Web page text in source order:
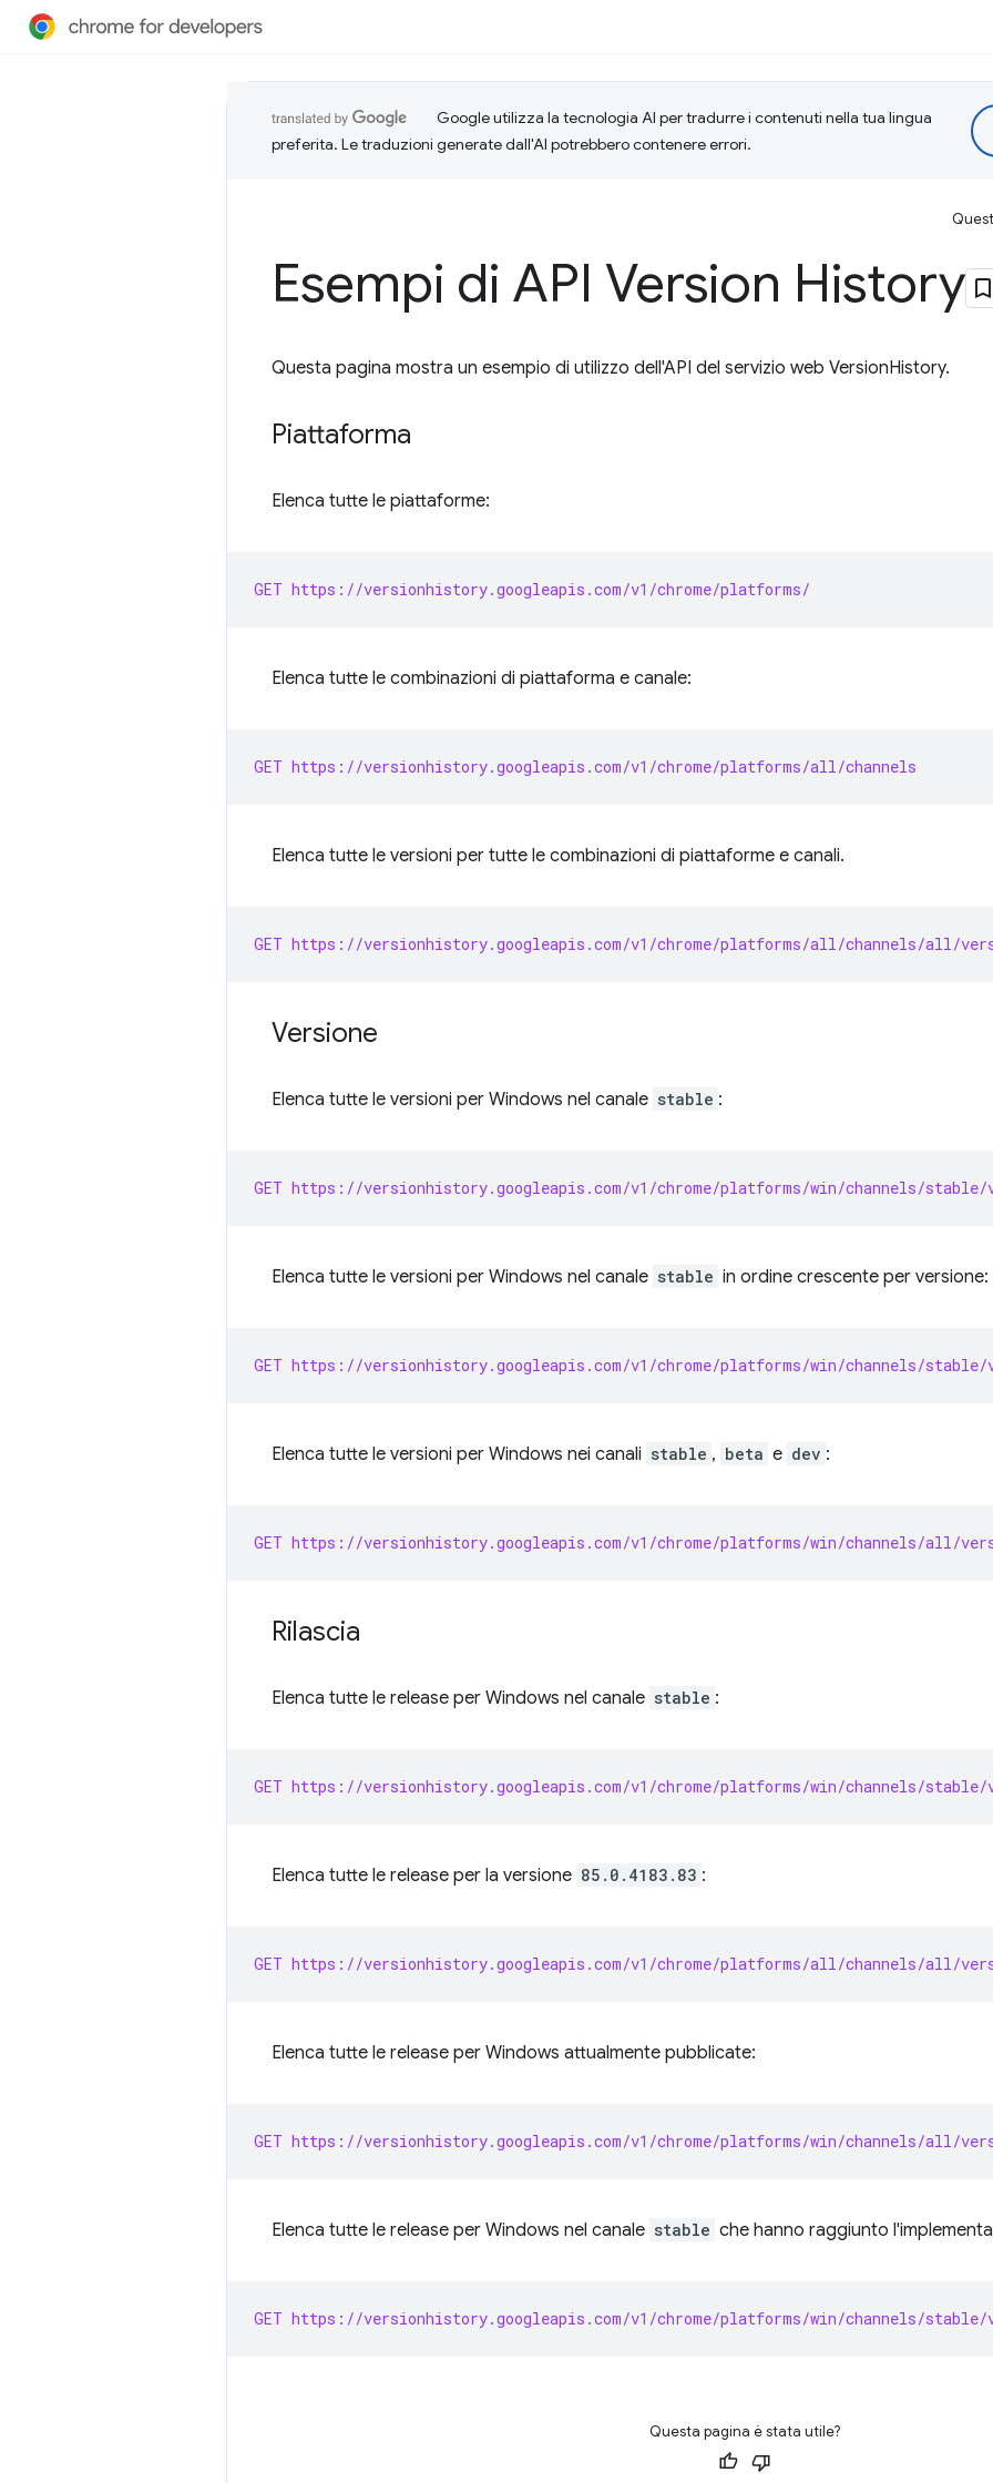
Google utilizza la tecnologia AI per tradurre i contenuti nella tua lingua
preferita. Le traduzioni generate dall'AI potrebbero contenere errori.
Esempi di API Version History
Questa pagina mostra un esempio di utilizzo dell'API del servizio web VersionHistory.
Piattaforma
Elenca tutte le piattaforme:
GET https://versionhistory.googleapis.com/v1/chrome/platforms/
Elenca tutte le combinazioni di piattaforma e canale:
GET https://versionhistory.googleapis.com/v1/chrome/platforms/all/channels
Elenca tutte le versioni per tutte le combinazioni di piattaforme e canali.
GET https://versionhistory.googleapis.com/v1/chrome/platforms/all/channels/all/
Versione
Elenca tutte le versioni per Windows nel canale stable :
GET https://versionhistory.googleapis.com/v1/chrome/platforms/win/channels/stable/
Elenca tutte le versioni per Windows nel canale stable in ordine crescente per versione:
GET https://versionhistory.googleapis.com/v1/chrome/platforms/win/channels/stable/
Elenca tutte le versioni per Windows nei canali stable , beta e dev :
GET https://versionhistory.googleapis.com/v1/chrome/platforms/win/channels/all/
Rilascia
Elenca tutte le release per Windows nel canale stable :
GET https://versionhistory.googleapis.com/v1/chrome/platforms/win/channels/
Elenca tutte le release per la versione 85.0.4183.83 :
GET https://versionhistory.googleapis.com/v1/chrome/platforms/all/channels/all/
Elenca tutte le release per Windows attualmente pubblicate:
GET https://versionhistory.googleapis.com/v1/chrome/platforms/win/channels/all/
Elenca tutte le release per Windows nel canale stable che hanno raggiunto
GET https://versionhistory.googleapis.com/v1/chrome/platforms/win/channels/
Questa pagina è stata utile?